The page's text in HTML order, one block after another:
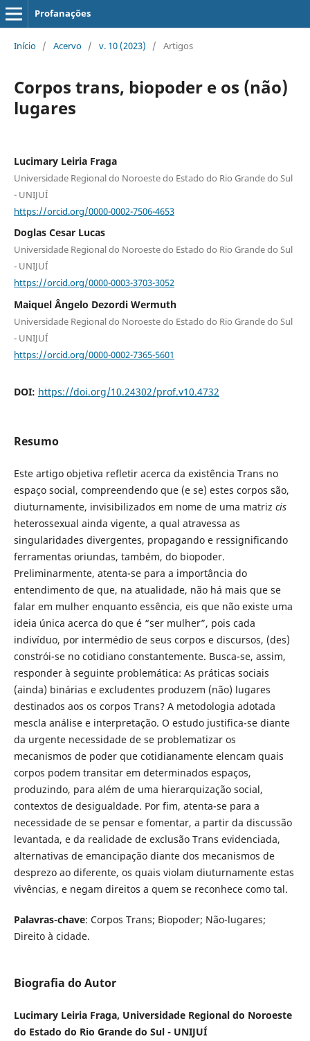
Profanações
Início / Acervo / v. 10 (2023) / Artigos
Corpos trans, biopoder e os (não)
lugares
Lucimary Leiria Fraga
Universidade Regional do Noroeste do Estado do Rio Grande do Sul
- UNIJUÍ
https://orcid.org/0000-0002-7506-4653
Doglas Cesar Lucas
Universidade Regional do Noroeste do Estado do Rio Grande do Sul
- UNIJUÍ
https://orcid.org/0000-0003-3703-3052
Maiquel Ângelo Dezordi Wermuth
Universidade Regional do Noroeste do Estado do Rio Grande do Sul
- UNIJUÍ
https://orcid.org/0000-0002-7365-5601
DOI: https://doi.org/10.24302/prof.v10.4732
Resumo
Este artigo objetiva refletir acerca da existência Trans no
espaço social, compreendendo que (e se) estes corpos são,
diuturnamente, invisibilizados em nome de uma matriz cis
heterossexual ainda vigente, a qual atravessa as
singularidades divergentes, propagando e ressignificando
ferramentas oriundas, também, do biopoder.
Preliminarmente, atenta-se para a importância do
entendimento de que, na atualidade, não há mais que se
falar em mulher enquanto essência, eis que não existe uma
ideia única acerca do que é “ser mulher”, pois cada
indivíduo, por intermédio de seus corpos e discursos, (des)
constrói-se no cotidiano constantemente. Busca-se, assim,
responder à seguinte problemática: As práticas sociais
(ainda) binárias e excludentes produzem (não) lugares
destinados aos os corpos Trans? A metodologia adotada
mescla análise e interpretação. O estudo justifica-se diante
da urgente necessidade de se problematizar os
mecanismos de poder que cotidianamente elencam quais
corpos podem transitar em determinados espaços,
produzindo, para além de uma hierarquização social,
contextos de desigualdade. Por fim, atenta-se para a
necessidade de se pensar e fomentar, a partir da discussão
levantada, e da realidade de exclusão Trans evidenciada,
alternativas de emancipação diante dos mecanismos de
desprezo ao diferente, os quais violam diuturnamente estas
vivências, e negam direitos a quem se reconhece como tal.
Palavras-chave: Corpos Trans; Biopoder; Não-lugares;
Direito à cidade.
Biografia do Autor
Lucimary Leiria Fraga, Universidade Regional do Noroeste
do Estado do Rio Grande do Sul - UNIJUÍ